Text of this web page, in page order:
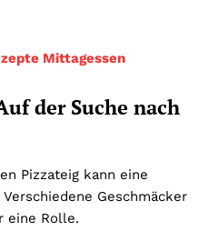
Mittagessen
der Suche nach
Pizzateig kann eine
Geschmäcker
eine Rolle.